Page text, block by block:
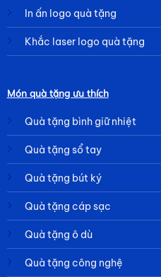
In ấn logo quà tặng
Khắc laser logo quà tặng
Món quà tặng ưu thích
Quà tặng bình giữ nhiệt
Quà tặng sổ tay
Quà tặng bút ký
Quà tặng cáp sạc
Quà tặng ô dù
Quà tặng công nghệ